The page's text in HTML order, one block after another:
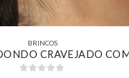
BRINCOS